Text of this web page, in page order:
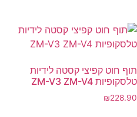
תוף חוט קפיצי קסטה לידיות
טלסקופיות ZM-V3 ZM-V4
₪228.90